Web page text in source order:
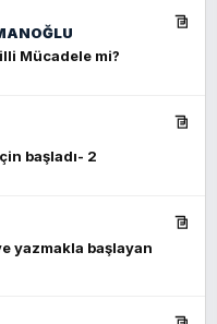
Mücadele mi?
başladı- 2
yazmakla başlayan